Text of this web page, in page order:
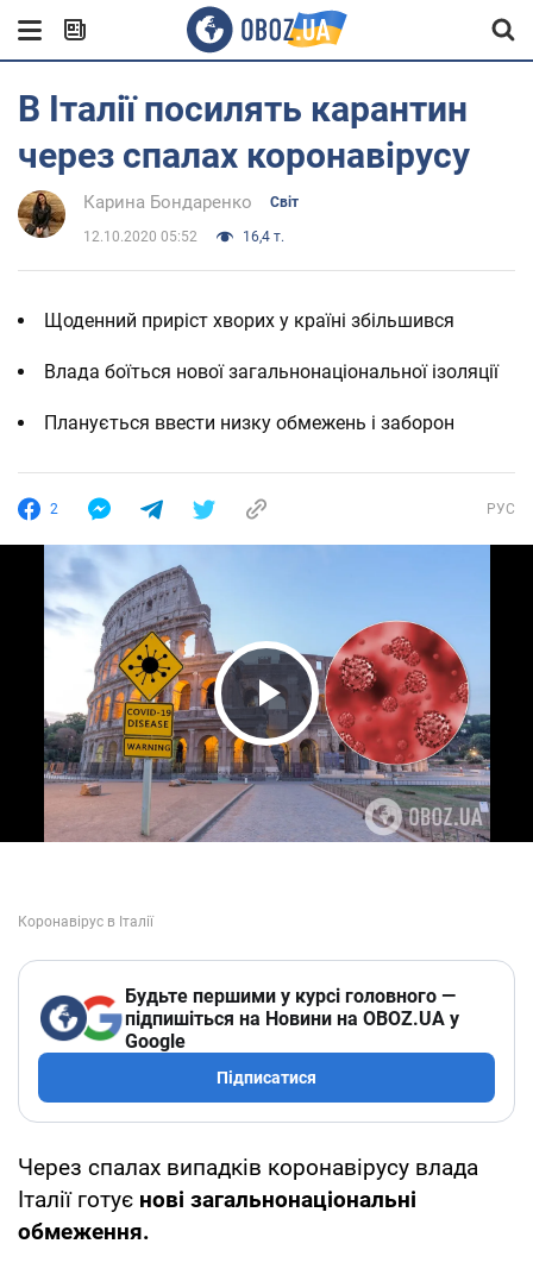
В Італії посилять карантин
через спалах коронавірусу
Карина Бондаренко Світ
12.10.2020 05:52 16,4 т.
Щоденний приріст хворих у країні збільшився
Влада боїться нової загальнонаціональної ізоляції
Планується ввести низку обмежень і заборон
2 РУС
Play Video
Будьте першими у курсі головного —
підпишіться на Новини на OBOZ.UA у
Google
Підписатися
Через спалах випадків коронавірусу влада
Італії готує нові загальнонаціональні
обмеження.